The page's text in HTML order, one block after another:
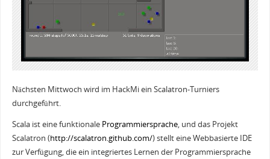
Nächsten Mittwoch wird im HackMi ein Scalatron-Turniers
durchgeführt.
Scala ist eine funktionale Programmiersprache, und das Projekt
Scalatron (http://scalatron.github.com/) stellt eine Webbasierte IDE
zur Verfügung, die ein integriertes Lernen der Programmiersprache